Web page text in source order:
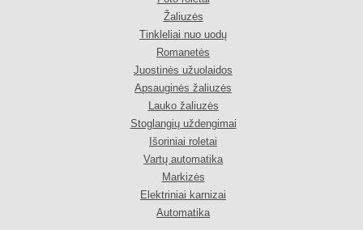
Žaliuzės
Tinkleliai nuo uodų
Romanetės
Juostinės užuolaidos
Apsauginės žaliuzės
Lauko žaliuzės
Stoglangių uždengimai
Išoriniai roletai
Vartų automatika
Markizės
Elektriniai karnizai
Automatika